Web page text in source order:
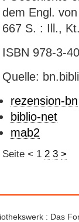
dem Engl.
667 S. : Ill.,
ISBN 978-3-
Quelle:
rezension-bn
biblio-net
mab2
Seite < 1 2 3 >
: Das